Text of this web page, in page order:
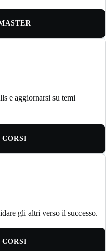
e aggiornarsi su temi
gli altri verso il successo.